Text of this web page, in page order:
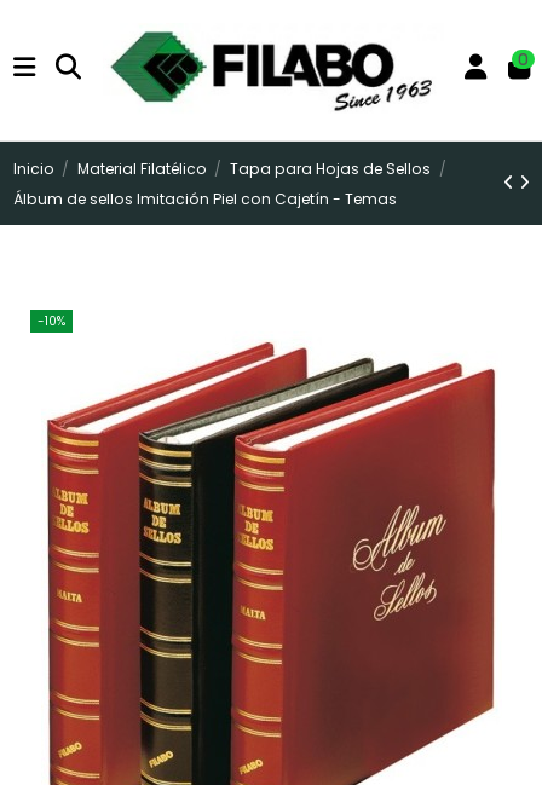
0
Inicio Material Filatélico
Tapa para Hojas de Sellos
Álbum de sellos Imitación Piel con Cajetín - Temas
-10%